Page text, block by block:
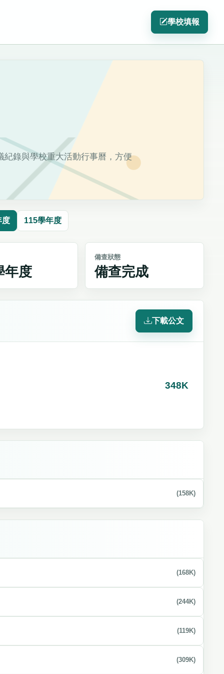
學校填報
錄與學校重大活動行事曆，方便
度 115學年度
年度
備查狀態
備查完成
下載公文
348K
(158K)
(168K)
(244K)
(119K)
(309K)